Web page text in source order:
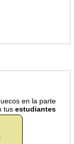
en la parte
tusestudiantes